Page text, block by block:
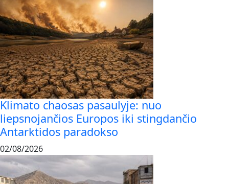
Klimato chaosas pasaulyje: nuo
liepsnojančios Europos iki stingdančio
Antarktidos paradokso
02/08/2026